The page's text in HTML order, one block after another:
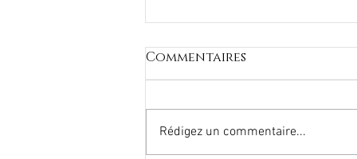
Commentaires
Rédigez un commentaire...